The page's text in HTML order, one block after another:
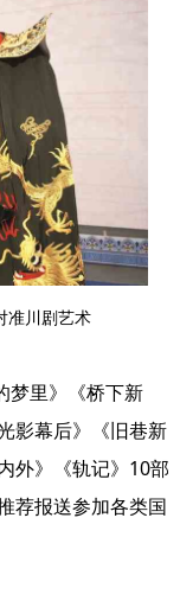
准川剧艺术
梦里》《桥下新
影幕后》《旧巷新
外》《轨记》10部
荐报送参加各类国